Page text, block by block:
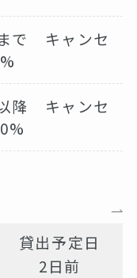
で キャンセ
降 キャンセ
貸出予定日
2日前